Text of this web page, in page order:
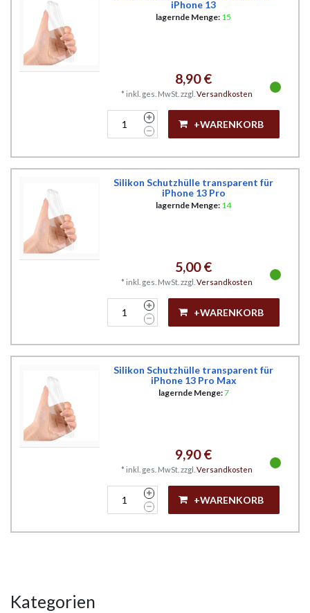
Kategorien
iPhone 13
lagernde Menge: 15
8,90 €
* inkl. ges. MwSt. zzgl. Versandkosten
+WARENKORB
Silikon Schutzhülle transparent für
iPhone 13 Pro
lagernde Menge: 14
5,00 €
* inkl. ges. MwSt. zzgl. Versandkosten
+WARENKORB
Silikon Schutzhülle transparent für
iPhone 13 Pro Max
lagernde Menge:7
9,90 €
* inkl. ges. MwSt. zzgl. Versandkosten
+WARENKORB